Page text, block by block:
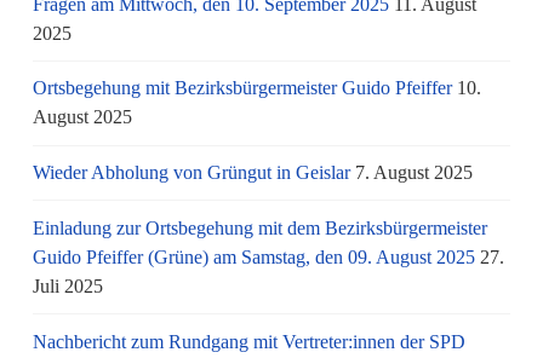
2025
Ortsbegehung mit Bezirksbürgermeister Guido Pfeiffer 10.
August 2025
Wieder Abholung von Grüngut in Geislar 7. August 2025
Einladung zur Ortsbegehung mit dem Bezirksbürgermeister
Guido Pfeiffer (Grüne) am Samstag, den 09. August 2025 27.
Juli 2025
Nachbericht zum Rundgang mit Vertreter:innen der SPD